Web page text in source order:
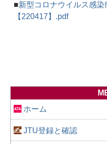
■新型コロナウイルス感染
【220417】.pdf
ホーム
JTU登録と確認